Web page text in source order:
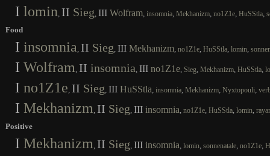
I lomin, II Sieg, III Wolfram, insomnia, Mekhanizm, no1Z1e, HuSStla,
Food
I insomnia , II Sieg, III Mekhanizm, no1Z1e, HuSStla, lomin,
I Wolfram , II insomnia, III no1Z1e, Sieg, Mekhanizm, HuSStla,
I no1Z1e, II Sieg, III HuSStla, insomnia, Mekhanizm, Nyxtopouli,
I Mekhanizm , II Sieg, III insomnia, no1Z1e, HuSStla, lomin,
Positive
I Mekhanizm , II Sieg, III insomnia, lomin, sonnenatale, no1Z1e,